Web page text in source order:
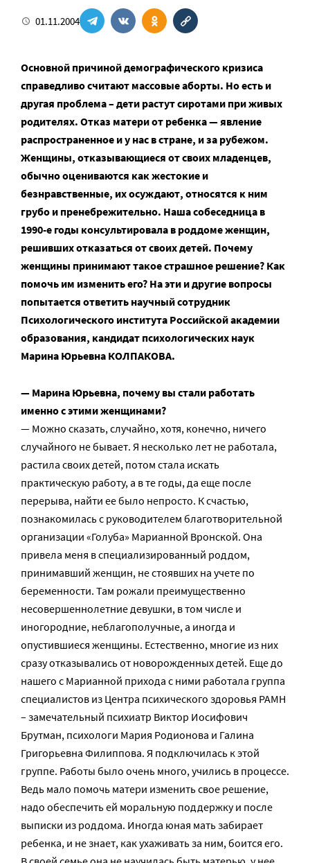
01.11.2004
Основной причиной демографического кризиса
справедливо считают массовые аборты. Но есть и
другая проблема – дети растут сиротами при живых
родителях. Отказ матери от ребенка — явление
распространенное и у нас в стране, и за рубежом.
Женщины, отказывающиеся от своих младенцев,
обычно оцениваются как жестокие и
безнравственные, их осуждают, относятся к ним
грубо и пренебрежительно. Наша собеседница в
1990-е годы консультировала в роддоме женщин,
решивших отказаться от своих детей. Почему
женщины принимают такое страшное решение? Как
помочь им изменить его? На эти и другие вопросы
попытается ответить научный сотрудник
Психологического института Российской академии
образования, кандидат психологических наук
Марина Юрьевна КОЛПАКОВА.
— Марина Юрьевна, почему вы стали работать
именно с этими женщинами?
— Можно сказать, случайно, хотя, конечно, ничего
случайного не бывает. Я несколько лет не работала,
растила своих детей, потом стала искать
практическую работу, а в те годы, да еще после
перерыва, найти ее было непросто. К счастью,
познакомилась с руководителем благотворительной
организации «Голуба» Марианной Вронской. Она
привела меня в специализированный роддом,
принимавший женщин, не стоявших на учете по
беременности. Там рожали преимущественно
несовершеннолетние девушки, в том числе и
иногородние, неблагополучные, а иногда и
опустившиеся женщины. Естественно, многие из них
сразу отказывались от новорожденных детей. Еще до
нашего с Марианной прихода с ними работала группа
специалистов из Центра психического здоровья РАМН
– замечательный психиатр Виктор Иосифович
Брутман, психологи Мария Родионова и Галина
Григорьевна Филиппова. Я подключилась к этой
группе. Работы было очень много, учились в процессе.
Ведь мало помочь матери изменить свое решение,
надо обеспечить ей моральную поддержку и после
выписки из роддома. Иногда юная мать забирает
ребенка, и не знает, как ухаживать за ним, боится его.